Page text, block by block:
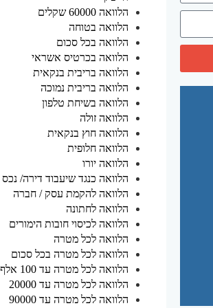
הלוואה 60000 שקלים
הלוואה בטוחה
הלוואה בכל סכום
הלוואה בכרטיס אשראי
הלוואה בריבית בנקאית
הלוואה בריבית נמוכה
הלוואה בשיחת טלפון
הלוואה זולה
הלוואה חוץ בנקאית
הלוואה חלופית
הלוואה יורו
הלוואה כנגד שיעבוד דירה/ נכס
הלוואה להקמת עסק / חברה
הלוואה לחתונה
הלוואה לכיסוי חובות הימורים
הלוואה לכל מטרה
הלוואה לכל מטרה בכל סכום
הלוואה לכל מטרה עד 100 אלף
הלוואה לכל מטרה עד 20000
הלוואה לכל מטרה עד 90000